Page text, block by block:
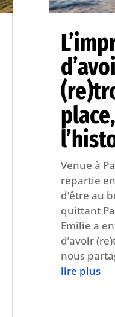
Venue à
repartie
d’être au
quittant
Emilie a
d’avoir
nous
lire plus